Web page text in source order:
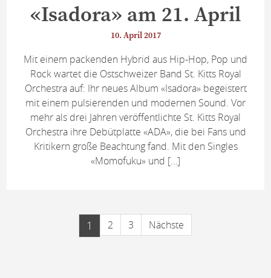
«Isadora» am 21. April
10. April 2017
Mit einem packenden Hybrid aus Hip-Hop, Pop und
Rock wartet die Ostschweizer Band St. Kitts Royal
Orchestra auf: Ihr neues Album «Isadora» begeistert
mit einem pulsierenden und modernen Sound. Vor
mehr als drei Jahren veröffentlichte St. Kitts Royal
Orchestra ihre Debütplatte «ADA», die bei Fans und
Kritikern große Beachtung fand. Mit den Singles
«Momofuku» und […]
1 2 3 Nächste